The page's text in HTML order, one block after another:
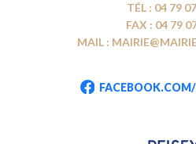
TÉL : 04 79
FAX : 04 79
MAIL :